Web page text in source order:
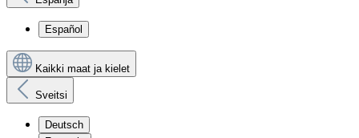
Español
Kaikki maat ja kielet
Sveitsi
Deutsch